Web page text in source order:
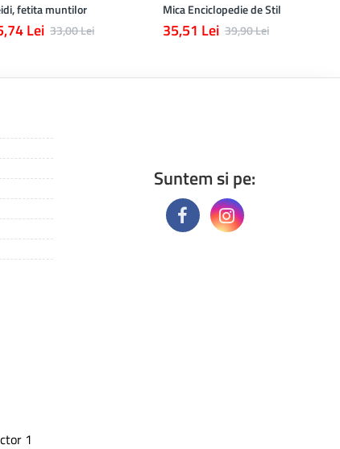
fetita muntilor
Lei 33,00 Lei
Mica Enciclopedie de Stil
35,51 Lei 39,90 Lei
Suntem si pe:
1